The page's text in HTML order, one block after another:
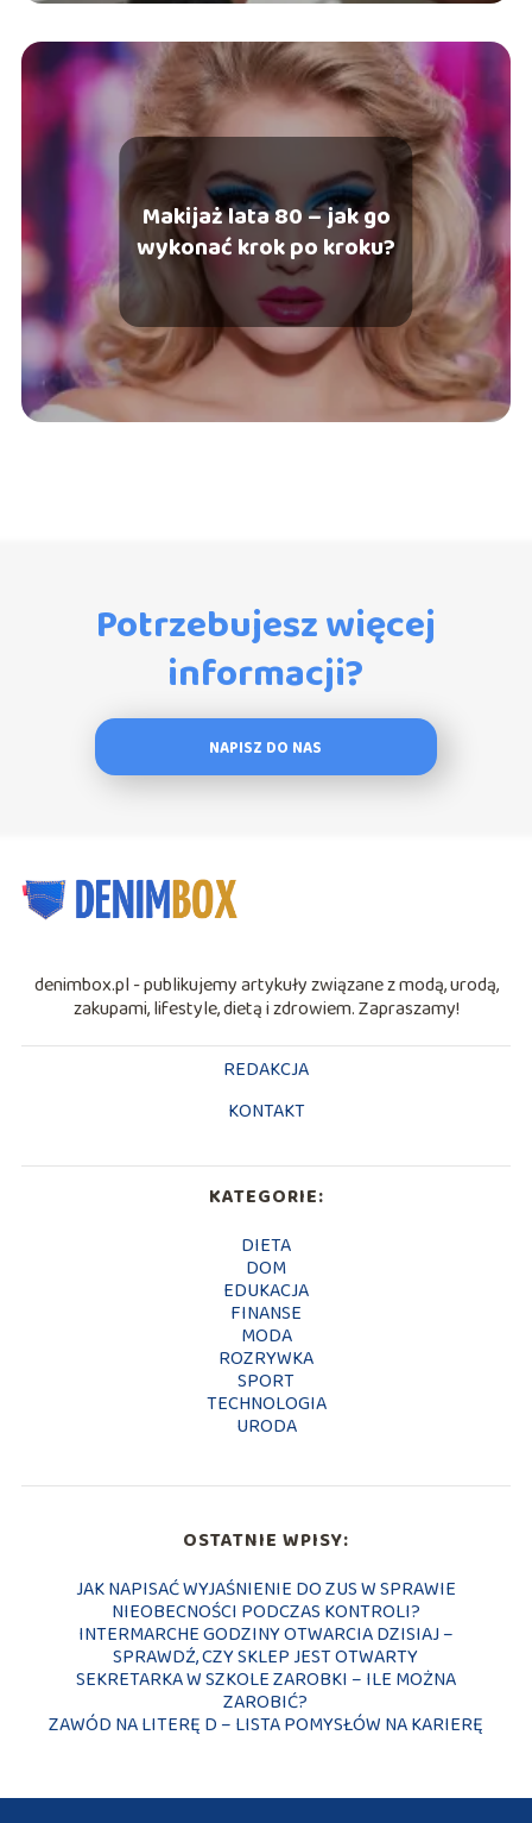
Makijaż lata 80 – jak go
wykonać krok po kroku?
Potrzebujesz więcej
informacji?
NAPISZ DO NAS
denimbox.pl - publikujemy artykuły związane z modą, urodą,
zakupami, lifestyle, dietą i zdrowiem. Zapraszamy!
REDAKCJA
KONTAKT
KATEGORIE:
DIETA
DOM
EDUKACJA
FINANSE
MODA
ROZRYWKA
SPORT
TECHNOLOGIA
URODA
OSTATNIE WPISY:
JAK NAPISAĆ WYJAŚNIENIE DO ZUS W SPRAWIE
NIEOBECNOŚCI PODCZAS KONTROLI?
INTERMARCHE GODZINY OTWARCIA DZISIAJ –
SPRAWDŹ, CZY SKLEP JEST OTWARTY
SEKRETARKA W SZKOLE ZAROBKI – ILE MOŻNA
ZAROBIĆ?
ZAWÓD NA LITERĘ D – LISTA POMYSŁÓW NA KARIERĘ